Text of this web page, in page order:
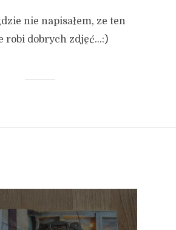
nie napisałem, ze ten
robi dobrych zdjęć…:)